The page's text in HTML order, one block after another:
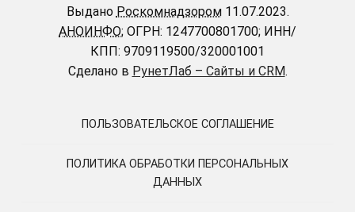
Выдано Роскомнадзором11.07.2023.
АНОИНФО; ОГРН: 1247700801700; ИНН/
КПП: 9709119500/320001001
Сделано в РунетЛаб – Сайты и CRM.
ПОЛЬЗОВАТЕЛЬСКОЕ СОГЛАШЕНИЕ
ПОЛИТИКА ОБРАБОТКИ ПЕРСОНАЛЬНЫХ
ДАННЫХ